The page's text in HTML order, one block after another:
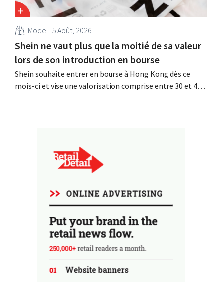
Mode 5 Août, 2026
Shein ne vaut plus que la moitié de sa valeur
lors de son introduction en bourse
Shein souhaite entrer en bourse à Hong Kong dès ce
mois-ci et vise une valorisation comprise entre 30 et 40